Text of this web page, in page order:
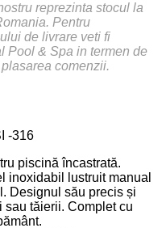
reprezinta stocul la
Pentru
de livrare veti fi
Pool & Spa in termen de
comenzii.
-316
piscină încastrată.
inoxidabil lustruit manual
Designul său precis și
tăierii. Complet cu